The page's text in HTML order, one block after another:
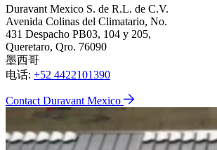
Duravant Mexico S. de R.L. de C.V.
Avenida Colinas del Climatario, No.
431 Despacho PB03, 104 y 205,
Queretaro, Qro. 76090
墨西哥
电话: +52 4422101390
Contact Duravant Mexico